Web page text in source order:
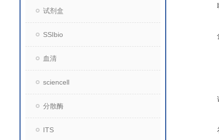
试剂盒
SSIbio
血清
sciencell
分散酶
ITS